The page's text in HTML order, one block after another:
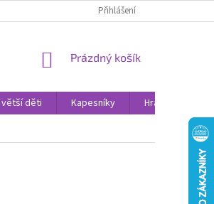
PROHLÁŠENÍ O OCHRANĚ OSOBNÍCH DAT
Přihlášení
NÁKUPNÍ
Prázdný košík
děti Kapesníky Hračky